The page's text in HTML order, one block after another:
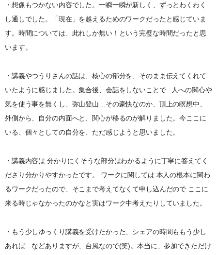
・想像もつかない内容でした。一瞬一瞬が新しく、ずっとわくわく
し通しでした。「現在」を越えるためのワークだったと感じていま
す。時間については、此れしか無い！という完璧な時間だったと思
います。
・講義やつうりさんの話は、核心の部分を、そのまま伝えてくれて
いたように感じました。集合後、会話をしないことで 人への関心や
気を使う事を無くし、弥山登山…その豪快なのか、頂上の瞑想中、
外側から、自分の内面へと、関心が移るのが解りました。今ここに
いる、個々としての自分を、ただ感じようと思いました。
・講義内容は 分かりにくそうな部分はわかるように丁寧に答えてく
ださり分かりやすかったです。 ワークに関しては 本人の根本に関わ
るワークだったので、そこまで考えてなくて申し込んだので ここに
来る時じゃなかったのかなと実はワーク中考えたりしていました。
・もう少しゆっくり講義を受けたかった、シェアの時間ももう少し
あれば…などありますが、台風なので(笑)。本当に、参加できただけ